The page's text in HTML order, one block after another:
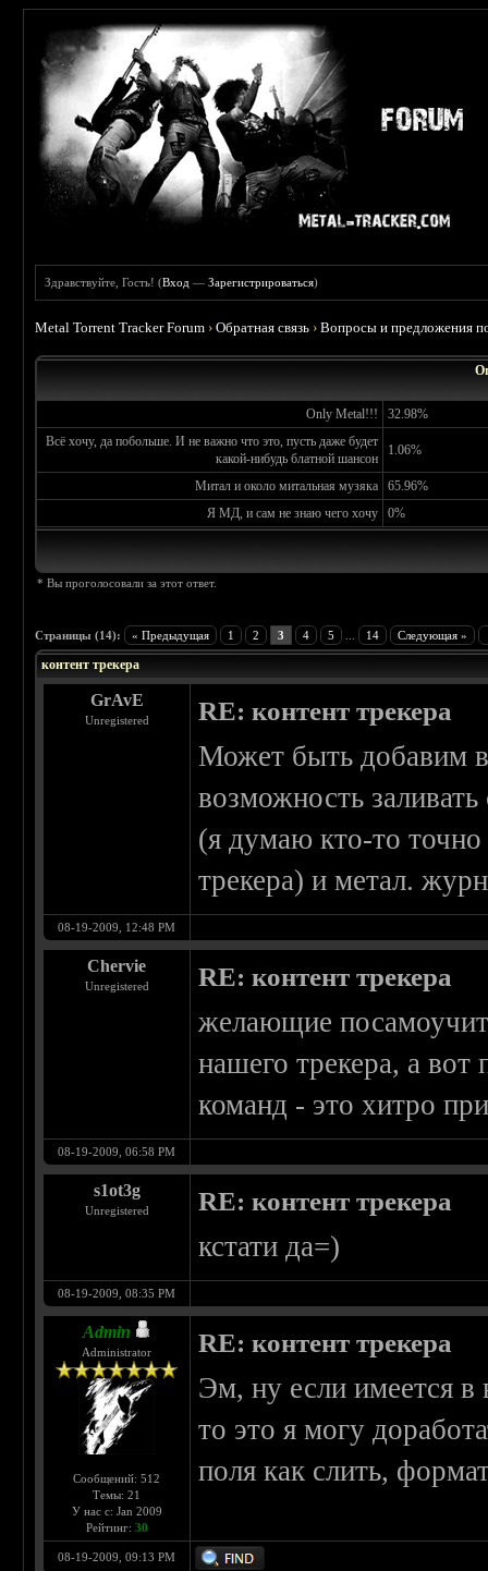
Здравствуйте, Гость! (Вход —Зарегистрироваться)
Metal Torrent Tracker Forum ›Обратная связь ›Вопросы и предложения
Only Metal!!!
32.98%
Всё хочу, да побольше. И не важно что это, пусть даже будет
какой-нибудь блатной шансон
1.06%
Митал и около митальная музяка
65.96%
Я МД, и сам не знаю чего хочу
0%
* Вы проголосовали за этот ответ.
Страницы (14): « Предыдущая 1 2 3 4 5 14 Следующая »
контент трекера
GrAvE
Unregistered RE: контент трекера
Может быть добавим
возможность
(я думаю кто-то точно
трекера) и метал.
08-19-2009, 12:48 PM
Chervie
Unregistered RE: контент трекера
желающие
нашего трекера, а
команд - это хитро
08-19-2009, 06:58 PM
s1ot3g
Unregistered RE: контент трекера
кстати да=)
08-19-2009, 08:35 PM
Admin
Administrator
Сообщений: 512
Темы: 21
У нас с: Jan 2009
Рейтинг: 30
RE: контент трекера
Эм, ну если имеется в
то это я могу
поля как слить,
08-19-2009, 09:13 PM